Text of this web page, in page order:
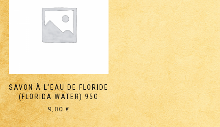
SAVON À L’EAU DE FLORIDE
(FLORIDA WATER) 95G
9,00€